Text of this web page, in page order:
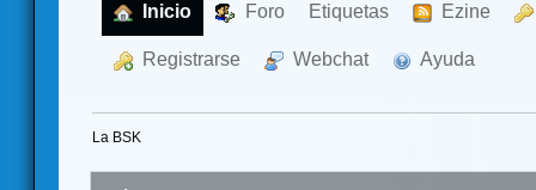
Inicio Foro Etiquetas Ezine
Registrarse Webchat Ayuda
La BSK